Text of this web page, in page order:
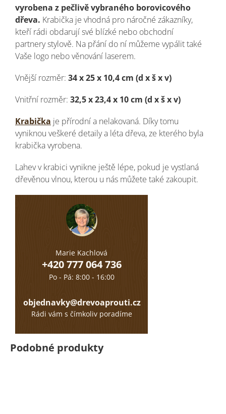
vyrobena z pečlivě vybraného borovicového
dřeva. Krabička je vhodná pro náročné zákazníky,
kteří rádi obdarují své blízké nebo obchodní
partnery stylově. Na přání do ní můžeme vypálit také
Vaše logo nebo věnování laserem.
Vnější rozměr: 34 x 25 x 10,4 cm (d x š x v)
Vnitřní rozměr: 32,5 x 23,4 x 10 cm (d x š x v)
Krabička je přírodní a nelakovaná. Díky tomu
vyniknou veškeré detaily a léta dřeva, ze kterého byla
krabička vyrobena.
Lahev v krabici vynikne ještě lépe, pokud je vystlaná
dřevěnou vlnou, kterou u nás můžete také zakoupit.
Marie Kachlová
+420 777 064 736
Po - Pá: 8:00 - 16:00
objednavky@drevoaprouti.cz
Rádi vám s čímkoliv poradíme
Podobné produkty